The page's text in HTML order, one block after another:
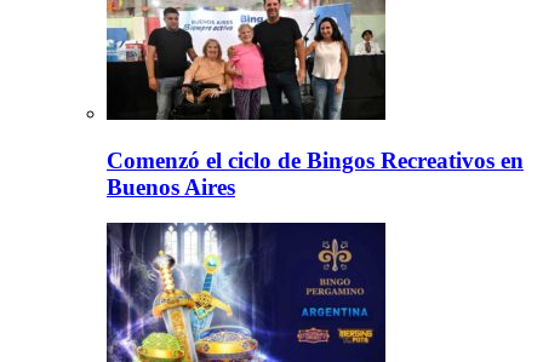
Comenzó el ciclo de Bingos Recreativos en
Buenos Aires